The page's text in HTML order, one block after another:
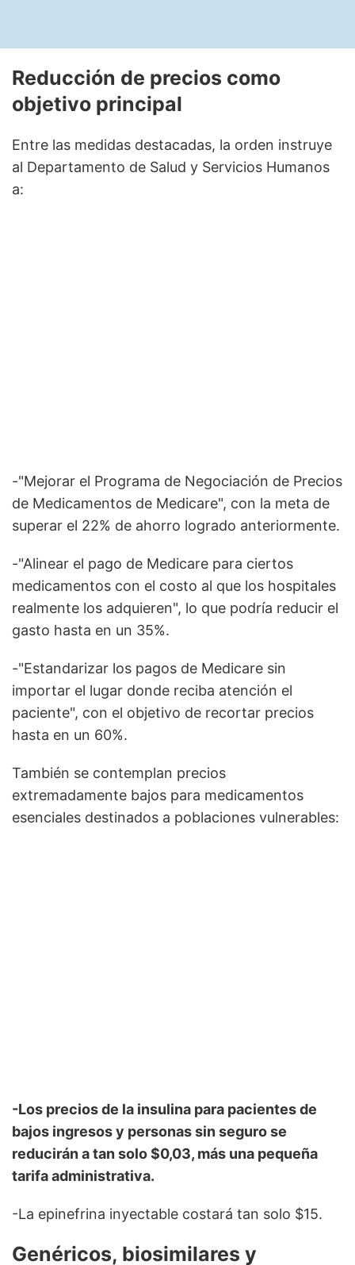
Reducción de precios como
objetivo principal
Entre las medidas destacadas, la orden instruye
al Departamento de Salud y Servicios Humanos
a:
-"Mejorar el Programa de Negociación de Precios
de Medicamentos de Medicare", con la meta de
superar el 22% de ahorro logrado anteriormente.
-"Alinear el pago de Medicare para ciertos
medicamentos con el costo al que los hospitales
realmente los adquieren", lo que podría reducir el
gasto hasta en un 35%.
-"Estandarizar los pagos de Medicare sin
importar el lugar donde reciba atención el
paciente", con el objetivo de recortar precios
hasta en un 60%.
También se contemplan precios
extremadamente bajos para medicamentos
esenciales destinados a poblaciones vulnerables:
-Los precios de la insulina para pacientes de
bajos ingresos y personas sin seguro se
reducirán a tan solo $0,03, más una pequeña
tarifa administrativa.
-La epinefrina inyectable costará tan solo $15.
Genéricos, biosimilares y